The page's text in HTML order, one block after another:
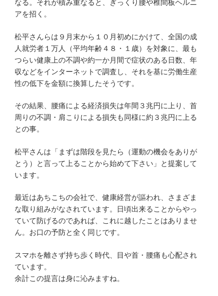
なる。それが積み重なると、ぎっくり腰や椎間板ヘルニ
アを招く。
松平さんらは９月末から１０月初めにかけて、全国の成
人就労者１万人（平均年齢４８・１歳）を対象に、最も
つらい健康上の不調や約一か月間で症状のある日数、年
収などをインターネットで調査し、それを基に労働生産
性の低下を金額に換算したそうです。
その結果、腰痛による経済損失は年間３兆円に上り、首
周りの不調・肩こりによる損失も同様に約３兆円に上る
との事。
松平さんは「まずは階段を見たら（運動の機会をありが
とう）と言って上ることから始めて下さい」と提案して
います。
最近はあちこちの会社で、健康経営が謳われ、さまざま
な取り組みがなされています。日頃出来ることからやっ
ていて防げるのであれば、これに越したことはありませ
ん。お口の予防と全く同じです。
スマホを離さず持ち歩く時代、目や首・腰痛も心配され
ています。
余計この提言は身に沁みますね。